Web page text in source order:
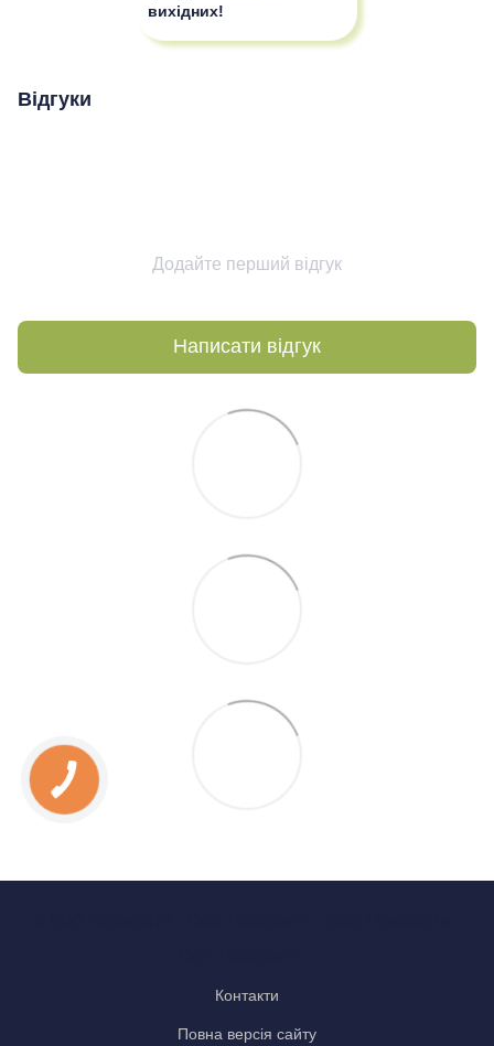
вихідних!
Відгуки
Додайте перший відгук
Написати відгук
Контакти
Повна версія сайту